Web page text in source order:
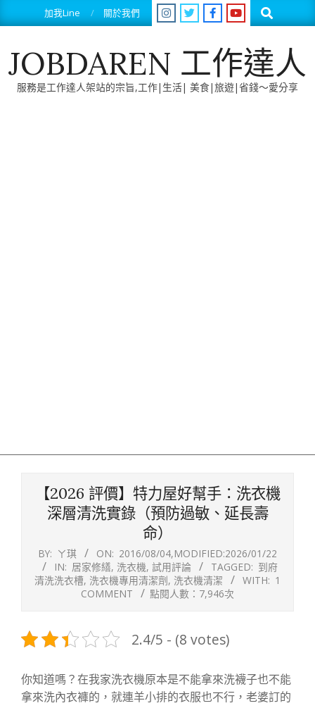
to
加我Line 關於我們 Search
JOBDAREN 工作達人
服務是工作達人架站的宗旨,工作|生活| 美食|旅遊|省錢～愛分享
【2026 評價】特力屋好幫手：洗衣機
深層清洗實錄（預防過敏、延長壽
命）
BY: ㄚ琪 ON: 2016/08/04,MODIFIED:2026/01/22
IN: 居家修繕, 洗衣機, 試用評論 TAGGED: 到府
清洗洗衣槽, 洗衣機專用清潔劑, 洗衣機清潔 WITH: 1
COMMENT
點閱人數：7,946次
2.4/5 - (8 votes)
你知道嗎？在我家洗衣機原本是不能拿來洗襪子也不能
拿來洗內衣褲的，就連羊小排的衣服也不行，老婆訂的